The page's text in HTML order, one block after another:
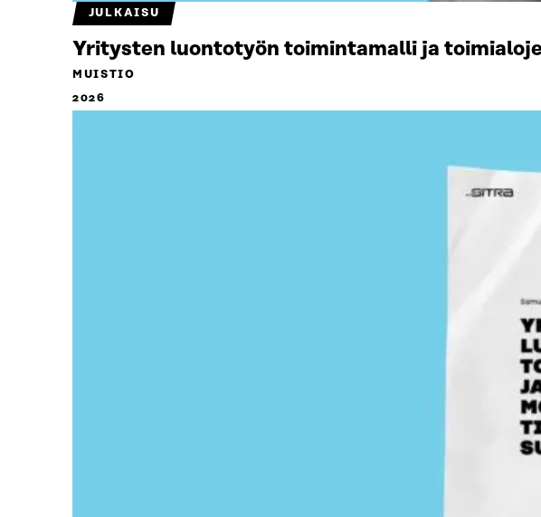
JULKAISU
Yritysten luontotyön toimintamalli ja
MUISTIO
2026